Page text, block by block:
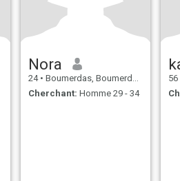
Nora
24 • Boumerdas, Boumerdes, Algérie
Cherchant: Homme 29 - 34
56